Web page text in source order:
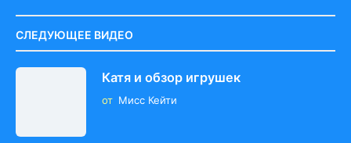
СЛЕДУЮЩЕЕ ВИДЕО
Катя и обзор игрушек
от Мисс Кейти